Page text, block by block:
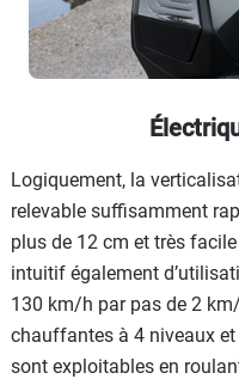
Logiquement, la
relevable suffisamment
plus de 12 cm et très
intuitif également
130 km/h par pas de 2
chauffantes à 4 niveaux et
sont exploitables en